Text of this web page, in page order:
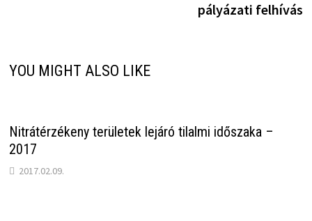
pályázati felhívás
YOU MIGHT ALSO LIKE
Nitrátérzékeny területek lejáró tilalmi időszaka –
2017
2017.02.09.